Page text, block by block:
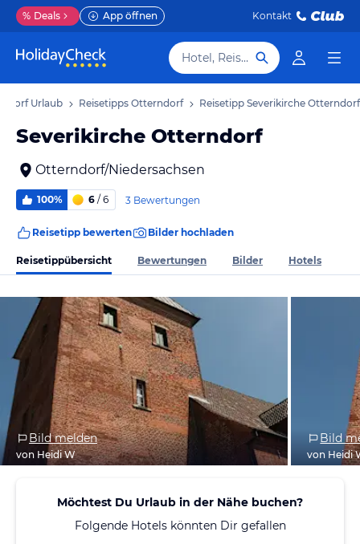
% Deals App öffnen Kontakt
Hotel, Reiseziel
Urlaub Reisetipps Otterndorf Reisetipp Severikirche Otterndorf
Severikirche Otterndorf
Otterndorf/Niedersachsen
100% 6 / 6 3 Bewertungen
Reisetipp bewerten Bilder hochladen
Reisetippübersicht Bewertungen Bilder Hotels
Bild melden
von Heidi W
Bild
von Heidi
Möchtest Du Urlaub in der Nähe buchen?
Folgende Hotels könnten Dir gefallen